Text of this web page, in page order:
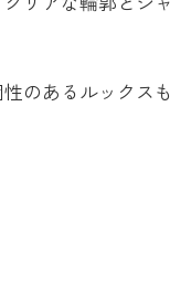
のあるルックスも